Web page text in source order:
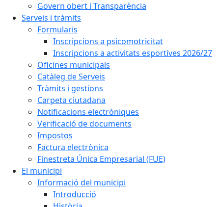
Govern obert i Transparència
Serveis i tràmits
Formularis
Inscripcions a psicomotricitat
Inscripcions a activitats esportives 2026/27
Oficines municipals
Catàleg de Serveis
Tràmits i gestions
Carpeta ciutadana
Notificacions electròniques
Verificació de documents
Impostos
Factura electrònica
Finestreta Única Empresarial (FUE)
El municipi
Informació del municipi
Introducció